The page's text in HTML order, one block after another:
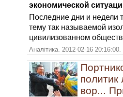
экономической
Последние дни и недели
тему так называемой
цивилизованном
Аналітика. 2012-02-16
вор...